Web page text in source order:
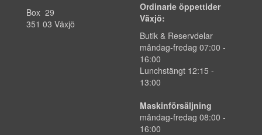
Box 29
351 03 Växjö
Ordinarie öppettider
Växjö:
Butik & Reservdelar
måndag-fredag 07:00 -
16:00
Lunchstängt 12:15 -
13:00
Maskinförsäljning
måndag-fredag 08:00 -
16:00